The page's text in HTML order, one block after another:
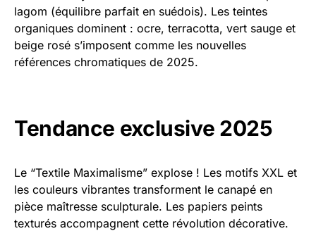
lagom (équilibre parfait en suédois). Les teintes
organiques dominent : ocre, terracotta, vert sauge et
beige rosé s’imposent comme les nouvelles
références chromatiques de 2025.
Tendance exclusive 2025
Le “Textile Maximalisme” explose ! Les motifs XXL et
les couleurs vibrantes transforment le canapé en
pièce maîtresse sculpturale. Les papiers peints
texturés accompagnent cette révolution décorative.